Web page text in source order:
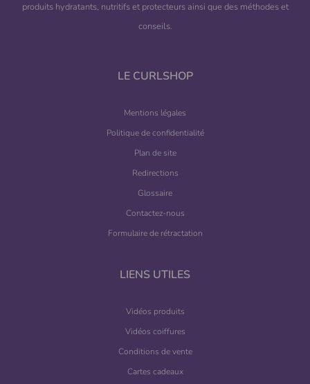
produits hydratants, nutritifs et protecteurs ainsi que des méthodes et
conseils.
LE CURLSHOP
Mentions légales
Politique de confidentialité
Plan de site
Redirections
Glossaire
Contactez-nous
Formulaire de rétractation
LIENS UTILES
Vidéos produits
Vidéos coiffures
Conditions de vente
Cartes cadeaux